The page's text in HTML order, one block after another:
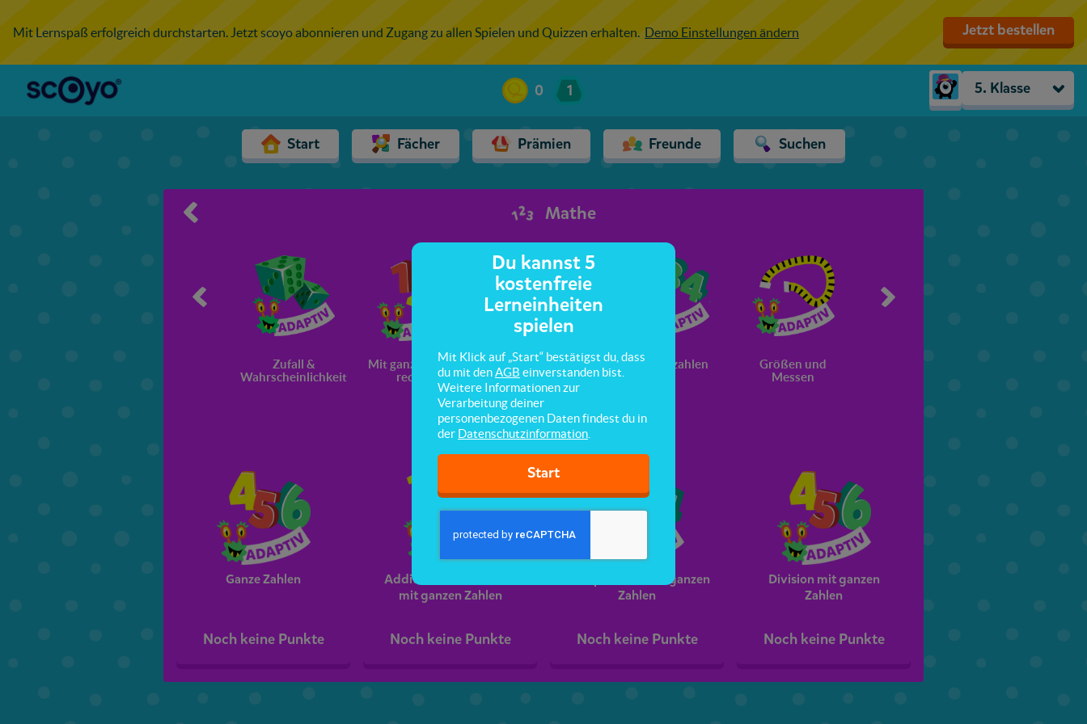
Mit Lernspaß erfolgreich durchstarten. Jetzt scoyo abonnieren und Zugang zu allen Spielen und Quizzen erhalten. Demo Einstellungen ändern Jetzt bestellen
0 1 5. Klasse
Start Fächer Prämien Freunde Suchen
Mathe
Zufall &
Wahrscheinlichkeit
Mit ganzen Zahlen
rechnen
Geometrie Dezimalzahlen
Größen und
Messen
Ganze Zahlen
Noch keine Punkte
Addition & Subtraktion
mit ganzen Zahlen
Noch keine Punkte
Multiplikation mit ganzen
Zahlen
Noch keine Punkte
Division mit ganzen
Zahlen
Noch keine Punkte
Du kannst 5
kostenfreie
Lerneinheiten
spielen
Mit Klick auf „Start“ bestätigst du, dass
du mit denAGB einverstanden bist.
Weitere Informationen zur
Verarbeitung deiner
personenbezogenen Daten findest du in
der Datenschutzinformation
Start